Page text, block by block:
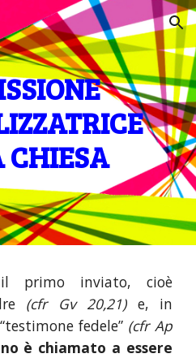
Skip to navigation
CHIESA
primo inviato, cioè
(cfr Gv 20,21)e, in
fedele” (cfr Ap
è chiamato a essere